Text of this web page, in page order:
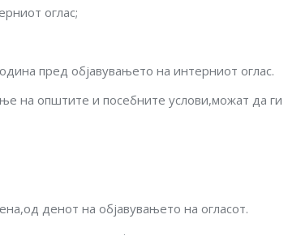
оглас;
пред објавувањето на интерниот оглас.
на општите и посебните услови,можат да ги
денот на објавувањето на огласот.